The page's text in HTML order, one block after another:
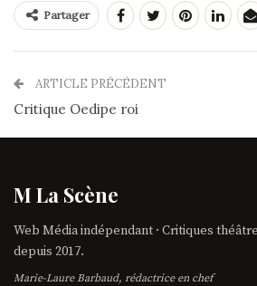
Partager
ARTICLE PRÉCÉDENT
Critique Oedipe roi
M La Scène
Web Média indépendant · Critiques
depuis 2017.
Marie-Laure Barbaud, rédactrice en chef